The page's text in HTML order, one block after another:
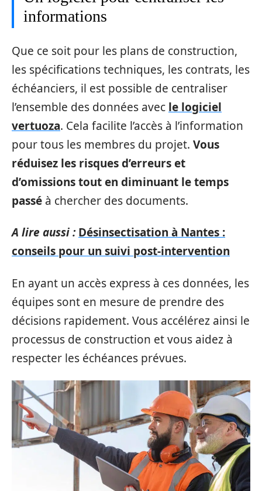
informations
Que ce soit pour les plans de construction,
les spécifications techniques, les contrats, les
échéanciers, il est possible de centraliser
l’ensemble des données avec le logiciel
vertuoza. Cela facilite l’accès à l’information
pour tous les membres du projet. Vous
réduisez les risques d’erreurs et
d’omissions tout en diminuant le temps
passé à chercher des documents.
A lire aussi : Désinsectisation à Nantes :
conseils pour un suivi post-intervention
En ayant un accès express à ces données, les
équipes sont en mesure de prendre des
décisions rapidement. Vous accélérez ainsi le
processus de construction et vous aidez à
respecter les échéances prévues.